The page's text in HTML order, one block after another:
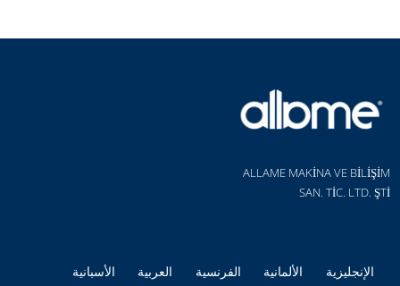
ALLAME MAKİNA VE BİLİŞİM
SAN. TİC. LTD. ŞTİ
الإنجليزية الألمانية الفرنسية العربية الأسبانية